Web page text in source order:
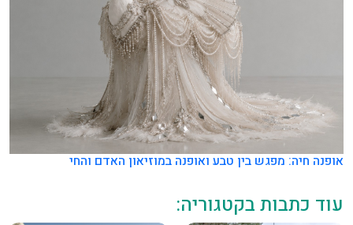
אופנה חיה: מפגש בין טבע ואופנה במוזיאון האדם והחי
עוד כתבות בקטגוריה: